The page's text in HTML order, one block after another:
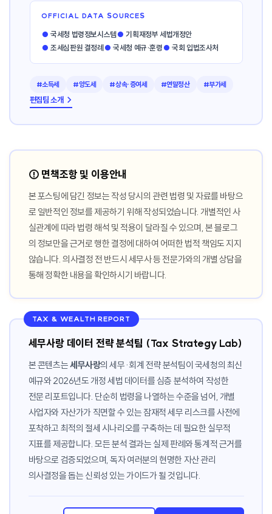
OFFICIAL DATA SOURCES
● 국세청 법령정보시스템● 기획재정부 세법개정안
● 조세심판원 결정례 ● 국세청 예규·훈령● 국회 입법조사처
#소득세 #양도세 #상속·증여세 #연말정산 #부가세
편집팀 소개 →
⚠️ 면책조항 및 이용안내
본 포스팅에 담긴 정보는 작성 당시의 관련 법령 및 자료를 바탕으
로 일반적인 정보를 제공하기 위해 작성되었습니다. 개별적인 사
실관계에 따라 법령 해석 및 적용이 달라질 수 있으며, 본 블로그
의 정보만을 근거로 행한 결정에 대하여 어떠한 법적 책임도 지지
않습니다. 의사결정 전 반드시 세무사 등 전문가와의 개별 상담을
통해 정확한 내용을 확인하시기 바랍니다.
TAX & WEALTH REPORT
세무사랑 데이터 전략 분석팀 (Tax Strategy Lab)
본 콘텐츠는세무사랑의 세무·회계 전략 분석팀이 국세청의 최신
예규와 2026년도 개정 세법 데이터를 심층 분석하여 작성한
전문 리포트입니다. 단순히 법령을 나열하는 수준을 넘어, 개별
사업자와 자산가가 직면할 수 있는 잠재적 세무 리스크를 사전에
포착하고 최적의 절세 시나리오를 구축하는 데 필요한 실무적
지표를 제공합니다. 모든 분석 결과는 실제 판례와 통계적 근거를
바탕으로 검증되었으며, 독자 여러분의 현명한 자산 관리
의사결정을 돕는 신뢰성 있는 가이드가 될 것입니다.